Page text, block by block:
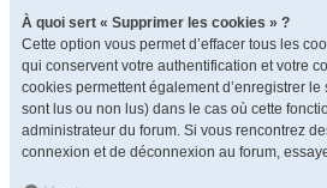
À quoi sert « Supprimer les cookies » ?
Cette option vous permet d’effacer tous les
qui conservent votre authentification et votre
cookies permettent également d’enregistrer le
sont lus ou non lus) dans le cas où cette
administrateur du forum. Si vous rencontrez
connexion et de déconnexion au forum,